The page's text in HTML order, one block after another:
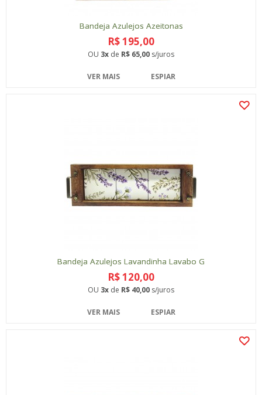
Bandeja Azulejos Azeitonas
R$ 195,00
OU 3x de R$ 65,00 s/juros
VER MAIS ESPIAR
Bandeja Azulejos Lavandinha Lavabo G
R$ 120,00
OU 3x de R$ 40,00 s/juros
VER MAIS ESPIAR